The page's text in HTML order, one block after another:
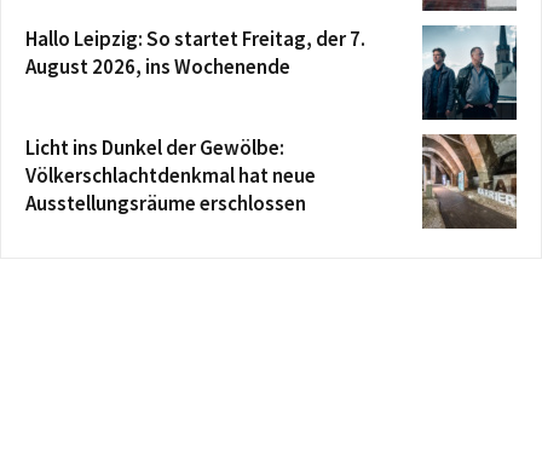
Hallo Leipzig: So startet Freitag, der 7.
August 2026, ins Wochenende
Licht ins Dunkel der Gewölbe:
Völkerschlachtdenkmal hat neue
Ausstellungsräume erschlossen